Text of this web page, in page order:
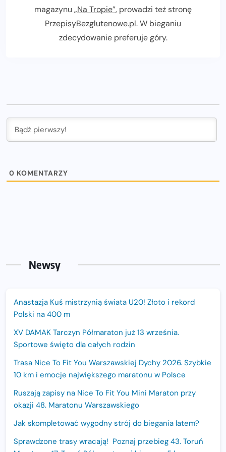
magazynu „Na Tropie”, prowadzi też stronę
PrzepisyBezglutenowe.pl. W bieganiu
zdecydowanie preferuje góry.
0 KOMENTARZY
Newsy
Anastazja Kuś mistrzynią świata U20! Złoto i rekord
Polski na 400 m
XV DAMAK Tarczyn Półmaraton już 13 września.
Sportowe święto dla całych rodzin
Trasa Nice To Fit You Warszawskiej Dychy 2026. Szybkie
10 km i emocje największego maratonu w Polsce
Ruszają zapisy na Nice To Fit You Mini Maraton przy
okazji 48. Maratonu Warszawskiego
Jak skompletować wygodny strój do biegania latem?
Sprawdzone trasy wracają! Poznaj przebieg 43. Toruń